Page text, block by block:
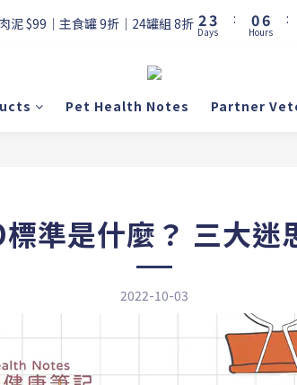
泥 $99｜主食罐 9折｜24罐組 8折 2
1
3
2
Days
:
06
5
2
1
Hours
:
Pet Health Notes Partner
標準是什麼？ 三大迷
2022-10-03